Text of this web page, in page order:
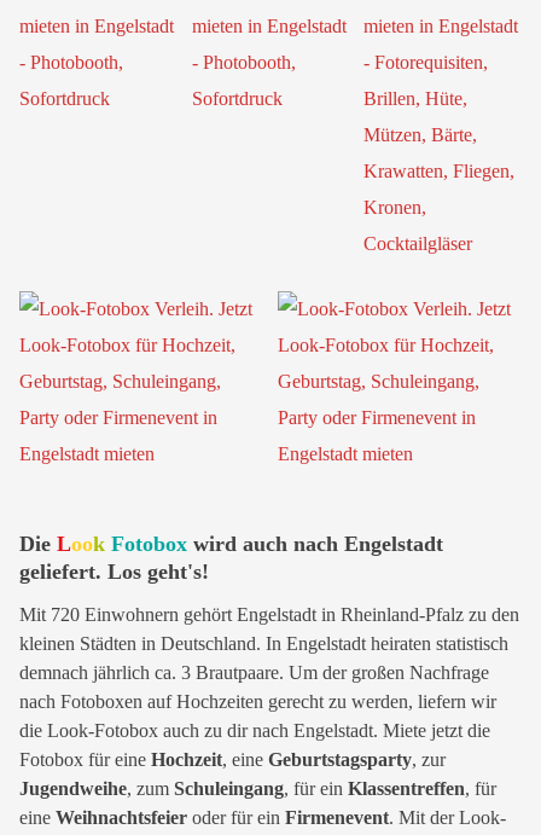
Die Look Fotobox wird auch nach Engelstadt
geliefert. Los geht's!
Mit 720 Einwohnern gehört Engelstadt in Rheinland-Pfalz zu den
kleinen Städten in Deutschland. In Engelstadt heiraten statistisch
demnach jährlich ca. 3 Brautpaare. Um der großen Nachfrage
nach Fotoboxen auf Hochzeiten gerecht zu werden, liefern wir
die Look-Fotobox auch zu dir nach Engelstadt. Miete jetzt die
Fotobox für eine Hochzeit, eine Geburtstagsparty, zur
Jugendweihe, zum Schuleingang, für ein Klassentreffen, für
eine Weihnachtsfeier oder für ein Firmenevent. Mit der Look-